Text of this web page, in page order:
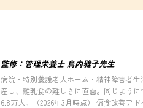
監修：管理栄養士 鳥内雅子先生
病院・特別養護老人ホーム・精神障害者
産し、離乳食の難しさに直面。同じよう
6.8万人。（2026年3月時点） 偏食改善ア